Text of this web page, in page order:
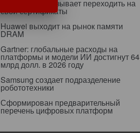
Минцифры призывает переходить на
свои сертификаты
Huawei выходит на рынок памяти
DRAM
Gartner: глобальные расходы на
платформы и модели ИИ достигнут 64
млрд долл. в 2026 году
Samsung создает подразделение
робототехники
Сформирован предварительный
перечень цифровых платформ